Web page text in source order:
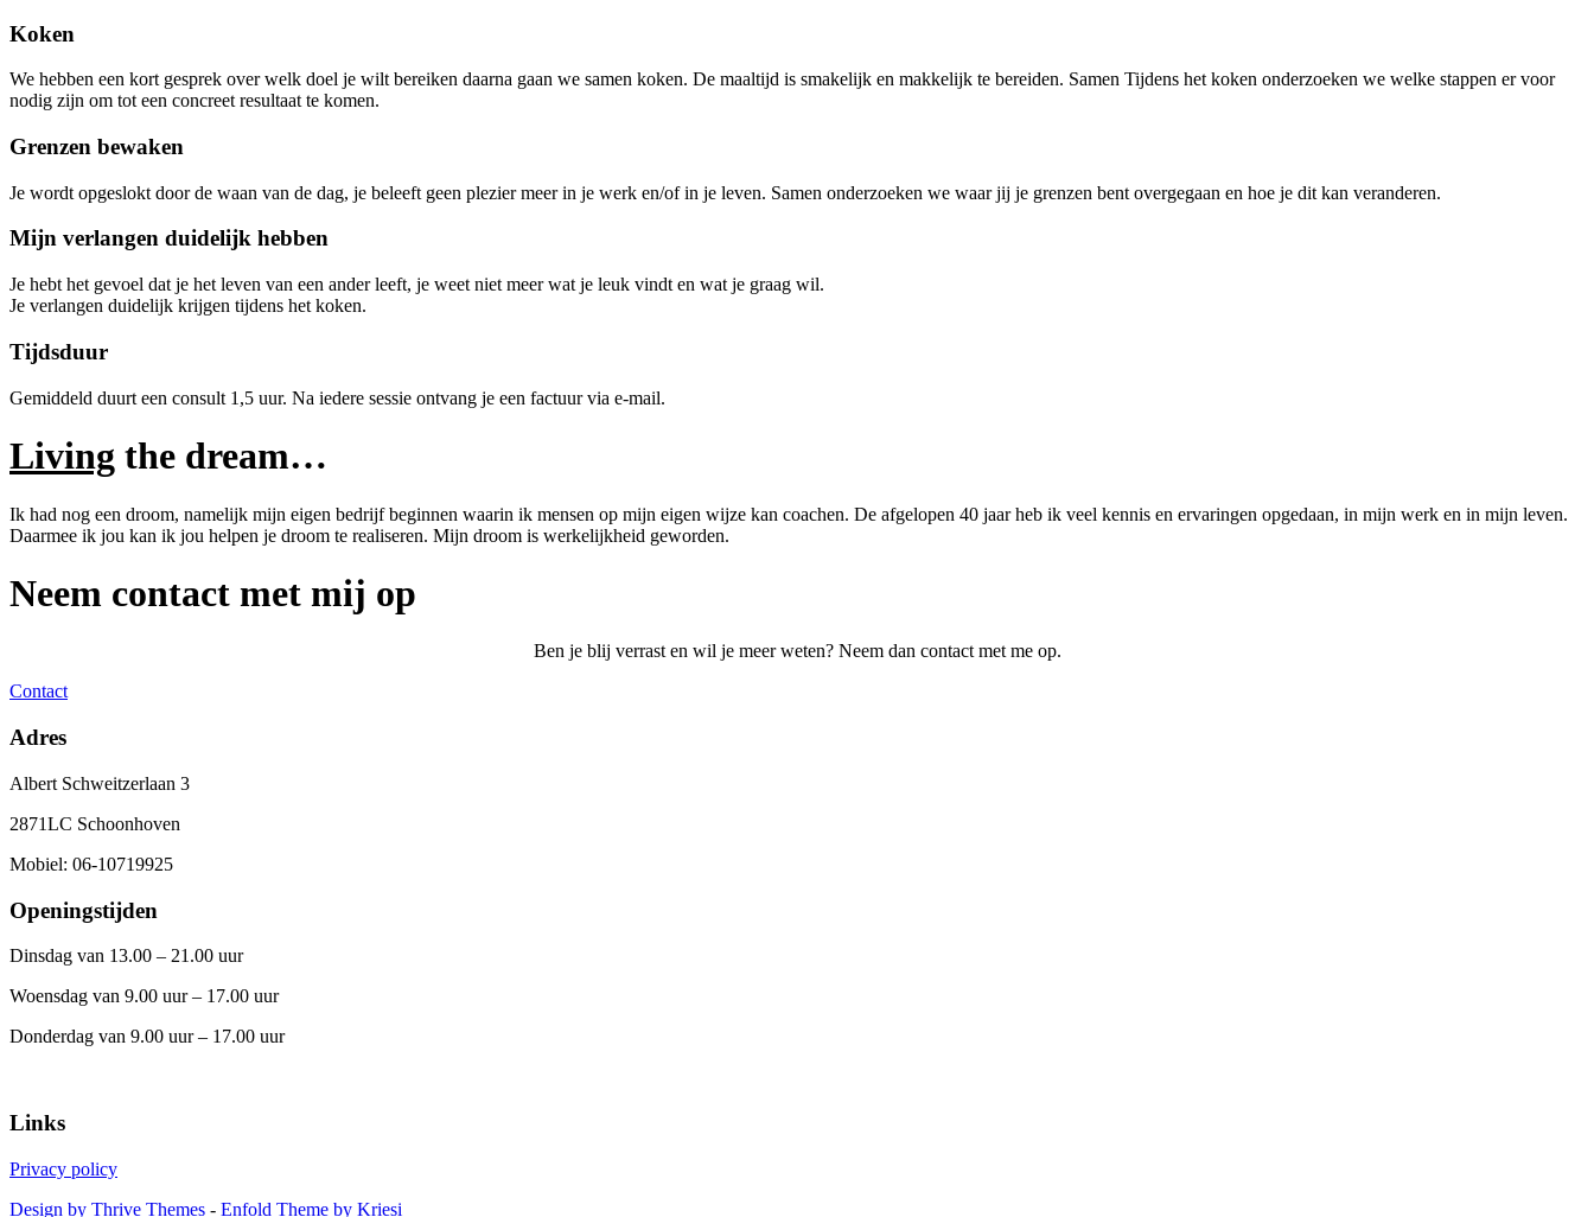
Koken
We hebben een kort gesprek over welk doel je wilt bereiken daarna gaan we samen koken. De maaltijd is smakelijk en makkelijk te bereiden. Samen Tijdens het koken onderzoeken we welke stappen er voor
nodig zijn om tot een concreet resultaat te komen.
Grenzen bewaken
Je wordt opgeslokt door de waan van de dag, je beleeft geen plezier meer in je werk en/of in je leven. Samen onderzoeken we waar jij je grenzen bent overgegaan en hoe je dit kan veranderen.
Mijn verlangen duidelijk hebben
Je hebt het gevoel dat je het leven van een ander leeft, je weet niet meer wat je leuk vindt en wat je graag wil.
Je verlangen duidelijk krijgen tijdens het koken.
Tijdsduur
Gemiddeld duurt een consult 1,5 uur. Na iedere sessie ontvang je een factuur via e-mail.
Living the dream…
Ik had nog een droom, namelijk mijn eigen bedrijf beginnen waarin ik mensen op mijn eigen wijze kan coachen. De afgelopen 40 jaar heb ik veel kennis en ervaringen opgedaan, in mijn werk en in mijn leven.
Daarmee ik jou kan ik jou helpen je droom te realiseren. Mijn droom is werkelijkheid geworden.
Neem contact met mij op
Ben je blij verrast en wil je meer weten? Neem dan contact met me op.
Contact
Adres
Albert Schweitzerlaan 3
2871LC Schoonhoven
Mobiel: 06-10719925
Openingstijden
Dinsdag van 13.00 – 21.00 uur
Woensdag van 9.00 uur – 17.00 uur
Donderdag van 9.00 uur – 17.00 uur
Links
Privacy policy
Design by Thrive Themes - Enfold Theme by Kriesi